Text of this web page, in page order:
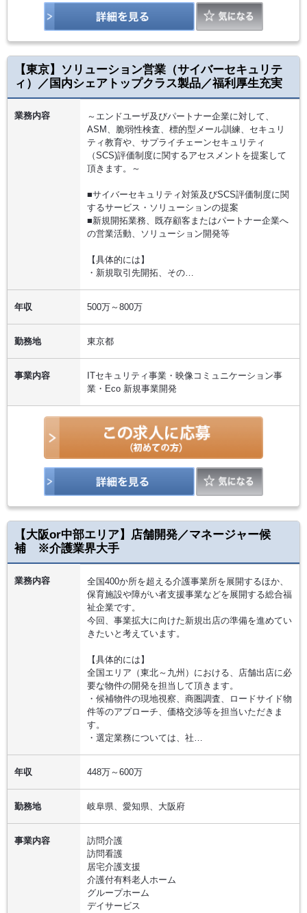
【東京】ソリューション営業（サイバーセキュリテ
ィ）／国内シェアトップクラス製品／福利厚生充実
業務内容
～エンドユーザ及びパートナー企業に対して、
ASM、脆弱性検査、標的型メール訓練、セキュリ
ティ教育や、サプライチェーンセキュリティ
（SCS)評価制度に関するアセスメントを提案して
頂きます。～
■サイバーセキュリティ対策及びSCS評価制度に関
するサービス・ソリューションの提案
■新規開拓業務、既存顧客またはパートナー企業へ
の営業活動、ソリューション開発等
【具体的には】
・新規取引先開拓、その…
年収 500万～800万
勤務地 東京都
事業内容
ITセキュリティ事業・映像コミュニケーション事
業・Eco 新規事業開発
【大阪or中部エリア】店舗開発／マネージャー候
補 ※介護業界大手
業務内容
全国400か所を超える介護事業所を展開するほか、
保育施設や障がい者支援事業などを展開する総合福
祉企業です。
今回、事業拡大に向けた新規出店の準備を進めてい
きたいと考えています。
【具体的には】
全国エリア（東北～九州）における、店舗出店に必
要な物件の開発を担当して頂きます。
・候補物件の現地視察、商圏調査、ロードサイド物
件等のアプローチ、価格交渉等を担当いただきま
す。
・選定業務については、社…
年収 448万～600万
勤務地 岐阜県、愛知県、大阪府
事業内容
訪問介護
訪問看護
居宅介護支援
介護付有料老人ホーム
グループホーム
デイサービス